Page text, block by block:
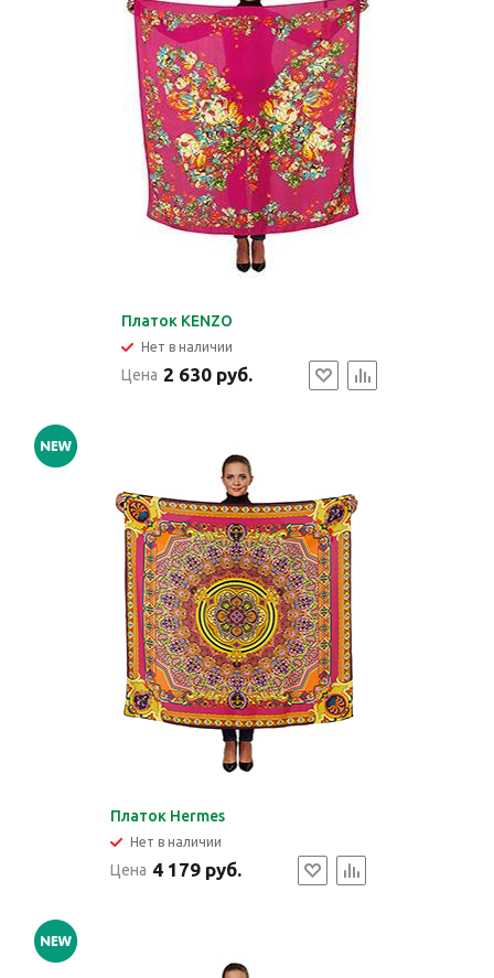
Платок KENZO
Нет в наличии
Цена 2 630 руб.
Платок Hermes
Нет в наличии
Цена 4 179 руб.